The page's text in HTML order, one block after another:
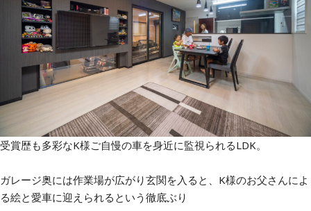
受賞歴も多彩なK様ご自慢の車を身近に監視られるLDK。
ガレージ奥には作業場が広がり玄関を入ると、K様のお父さんによ
る絵と愛車に迎えられるという徹底ぶり